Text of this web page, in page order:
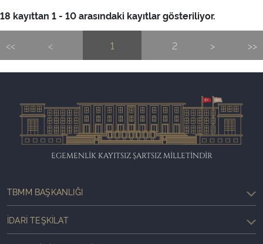
18 kayıttan 1 - 10 arasındaki kayıtlar gösteriliyor.
<< < 1 2 > >>
EGEMENLİK KAYITSIZ ŞARTSIZ MİLLETİNDİR
TBMM BAŞKANLIĞI
İDARI TEŞKILAT